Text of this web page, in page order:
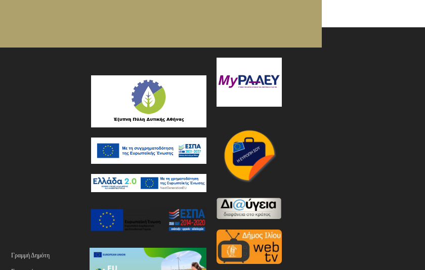
Γραμμή Δημότη